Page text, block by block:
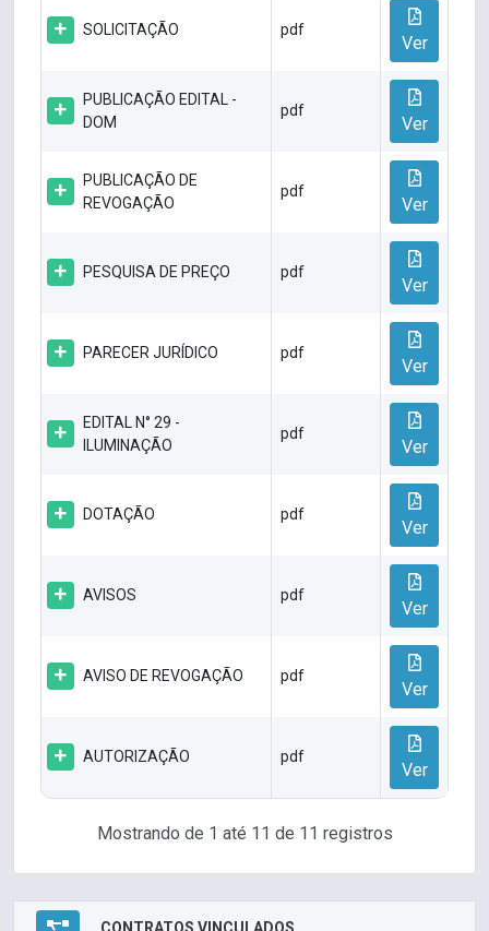
SOLICITAÇÃO pdf
Ver
PUBLICAÇÃO EDITAL -
DOM
pdf
Ver
PUBLICAÇÃO DE
REVOGAÇÃO
pdf
Ver
PESQUISA DE PREÇO pdf
Ver
PARECER JURÍDICO pdf
Ver
EDITAL N° 29 -
ILUMINAÇÃO
pdf
Ver
DOTAÇÃO pdf
Ver
AVISOS pdf
Ver
AVISO DE REVOGAÇÃO pdf
Ver
AUTORIZAÇÃO pdf
Ver
Mostrando de 1 até 11 de 11 registros
CONTRATOS VINCULADOS